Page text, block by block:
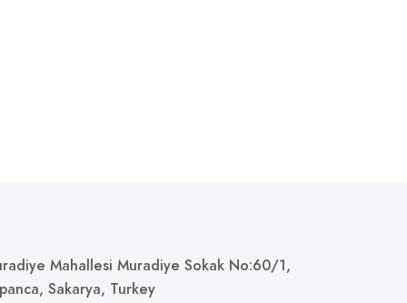
Mahallesi Muradiye Sokak No:60/1,
Sakarya, Turkey